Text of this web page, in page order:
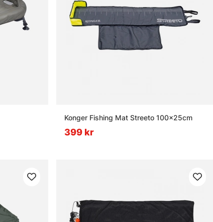
Konger Fishing Mat Streeto 100x25cm
399 kr